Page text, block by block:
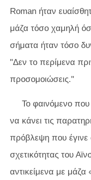
Roman ήταν
μάζα τόσο χαμηλή
σήματα ήταν τόσο
"Δεν το περίμενα
προσομοιώσεις."
Το φαινόμενο που
να κάνει τις
πρόβλεψη που έγινε
σχετικότητας του
αντικείμενα με